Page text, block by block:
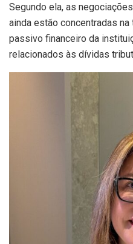
Segundo ela, as
ainda estão concentradas
passivo financeiro da
relacionados às dívidas